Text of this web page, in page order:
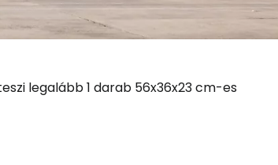
legalább 1 darab 56x36x23 cm-es